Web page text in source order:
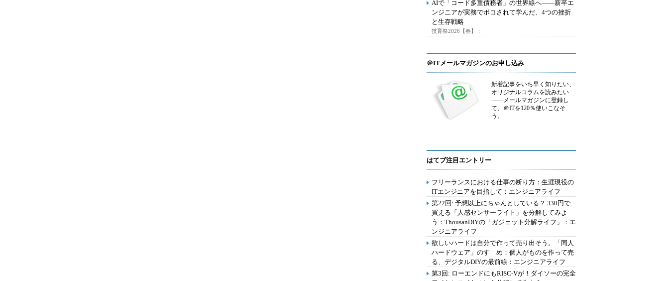
AIで「コード多重債務者」の世界線へ――新卒エ
ンジニアが実務でボコされて学んだ、4つの挫折
と生存戦略
技育祭2026【春】：
＠ITメールマガジンのお申し込み
新着記事をいち早く知りたい、
オリジナルコラムを読みたい
――メールマガジンに登録し
て、＠ITを120％使いこなそ
う。
はてブ注目エントリー
フリーランスにおける仕事の断り方：生涯現役の
ITエンジニアを目指して：エンジニアライフ
第22回: 予想以上にちゃんとしている？ 330円で
買える「人感センサーライト」を分解してみよ
う：ThousanDIYの「ガジェット分解ライフ」：エ
ンジニアライフ
欲しいハードは自分で作って売り出そう。「同人
ハードウェア」のすゝめ：個人がものを作って売
る、デジタルDIYの最前線：エンジニアライフ
第3回: ローエンドにもRISC-Vが！ダイソーの完全